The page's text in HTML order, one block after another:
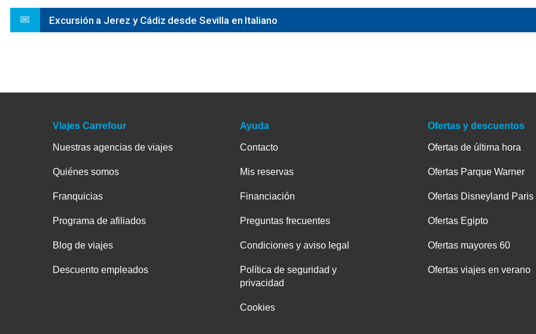
Excursión a Jerez y Cádiz desde Sevilla en Italiano
Viajes Carrefour
Nuestras agencias de viajes
Quiénes somos
Franquicias
Programa de afiliados
Blog de viajes
Descuento empleados
Ayuda
Contacto
Mis reservas
Financiación
Preguntas frecuentes
Condiciones y aviso legal
Política de seguridad y
privacidad
Cookies
Ofertas y descuentos
Ofertas de última hora
Ofertas Parque Warner
Ofertas Disneyland Paris
Ofertas Egipto
Ofertas mayores 60
Ofertas viajes en verano